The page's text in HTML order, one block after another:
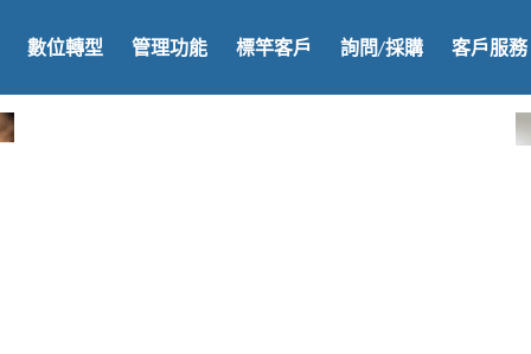
數位轉型 管理功能 標竿客戶 詢問/採購 客戶服務